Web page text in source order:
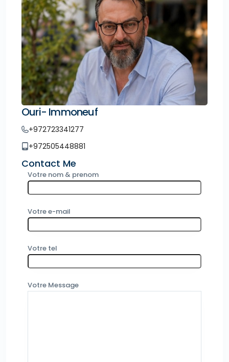
Ouri- Immoneuf
+972723341277
+972505448881
Contact Me
Votre nom & prenom
Votre e-mail
Votre tel
Votre Message